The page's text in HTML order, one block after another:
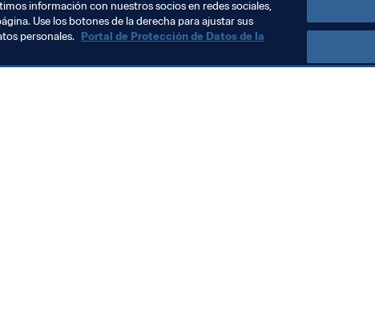
información con nuestros socios en redes sociales,
Use los botones de la derecha para ajustar sus
personales. Portal de Protección de Datos de la